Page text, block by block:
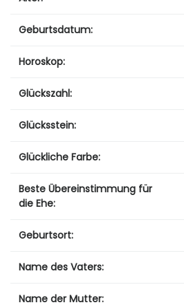
Geburtsdatum:
Horoskop:
Glückszahl:
Glücksstein:
Glückliche Farbe:
Beste Übereinstimmung für
die Ehe:
Geburtsort:
Name des Vaters:
Name der Mutter: